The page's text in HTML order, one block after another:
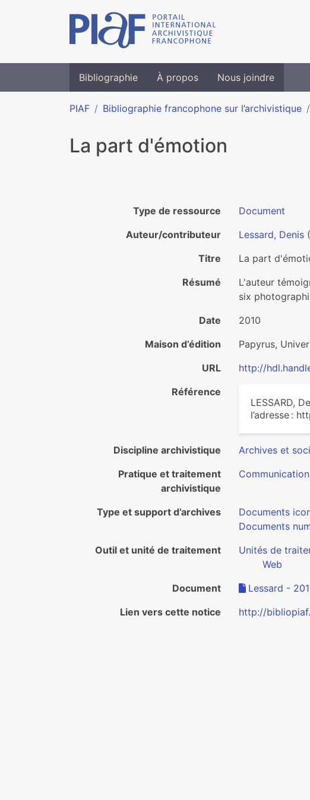
Bibliographie À propos Nous joindre
PIAF Bibliographie francophone sur l’archivistique
La part d'émotion
Type de ressource
Document
Auteur/contributeur
Lessard, Denis
Titre
La part
Résumé
L'auteur
six
Date
2010
Maison d’édition
Papyrus,
URL
http://
Référence
LESSARD,
l’adresse :
Discipline archivistique
Archives et
Pratique et traitement
archivistique
Type et support d’archives
Documents
Documents
Outil et unité de traitement
Unités de
Web
Document
Lessard -
Lien vers cette notice
http://